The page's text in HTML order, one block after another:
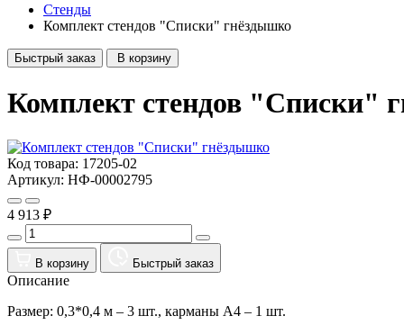
Стенды
Комплект стендов "Списки" гнёздышко
Быстрый заказ В корзину
Комплект стендов "Списки"
Код товара: 17205-02
Артикул: НФ-00002795
4 913 ₽
В корзину Быстрый заказ
Описание
Размер: 0,3*0,4 м – 3 шт., карманы А4 – 1 шт.